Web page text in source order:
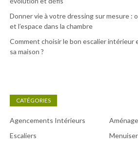
Donner vie à votre dressing sur mesure :
et l’espace dans la chambre
Comment choisir le bon escalier intérieur
sa maison ?
CATÉGORIES
Agencements Intérieurs
Escaliers